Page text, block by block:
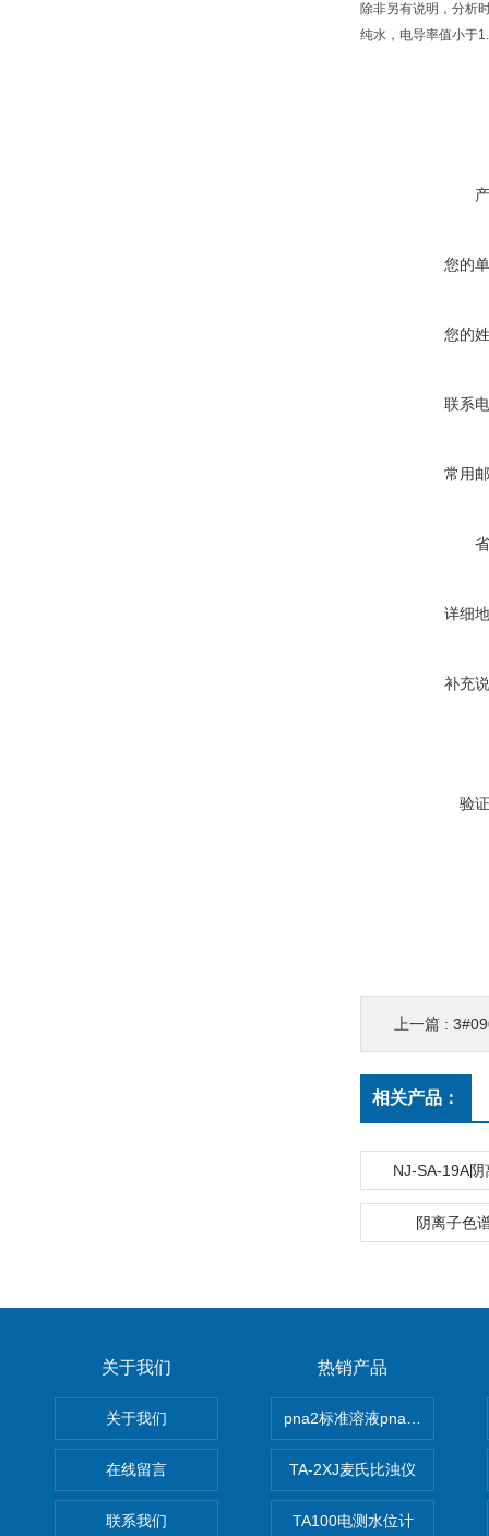
除非另有说明，分析
纯水，电导率值小于
您的
您的
联系
常用
详细
补充
验
上一篇 :
相关产品：
NJ-SA-19A
阴离子色
关于我们
关于我们
在线留言
联系我们
热销产品
pna2标准溶液pna3 pna4
TA-2XJ麦氏比浊仪
TA100电测水位计